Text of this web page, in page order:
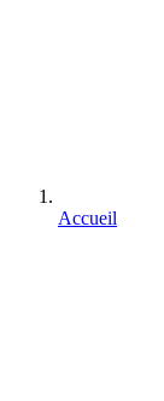
Accueil